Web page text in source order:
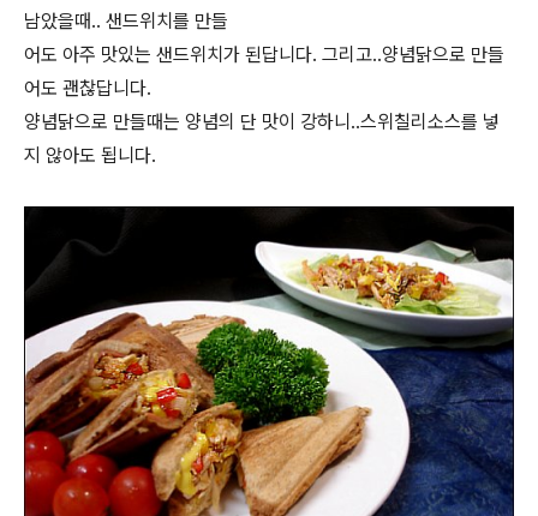
남았을때.. 샌드위치를 만들
어도 아주 맛있는 샌드위치가 된답니다. 그리고..양념닭으로 만들
어도 괜찮답니다.
양념닭으로 만들때는 양념의 단 맛이 강하니..스위칠리소스를 넣
지 않아도 됩니다.